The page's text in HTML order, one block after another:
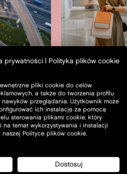
usługi
prywatności
Polityka plików cookie
pliki cookie do celów
a także do tworzenia profilu
przeglądania. Użytkownik może
ich instalację za pomocą
sterowania plikami cookie, który
na temat wykorzystywania i instalacji
Polityce plików cookie.
Dostosuj